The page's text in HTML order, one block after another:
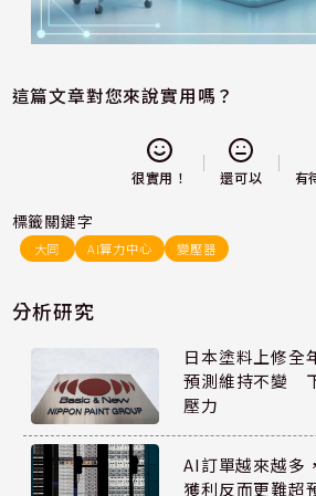
這篇文章對您來說實用嗎？
很實用！ 還可以 有
標籤關鍵字
大同 AI算力中心 變壓器
分析研究
日本塗料上修全
預測維持不變
壓力
AI訂單越來越多
獲利反而更難超